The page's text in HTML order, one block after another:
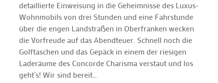
detaillierte Einweisung in die Geheimnisse des Luxus-
Wohnmobils von drei Stunden und eine Fahrstunde
über die engen Landstraßen in Oberfranken wecken
die Vorfreude auf das Abendteuer. Schnell noch die
Golftaschen und das Gepäck in einem der riesigen
Laderäume des Concorde Charisma verstaut und los
geht’s! Wir sind bereit…